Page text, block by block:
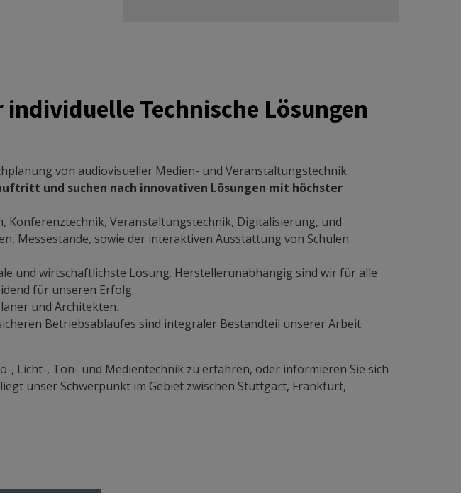
Technische Lösungen
von audiovisueller Medien- und Veranstaltungstechnik.
und suchen nach innovativen Lösungen mit höchster
Veranstaltungstechnik, Digitalisierung, und
Messestände, sowie der interaktiven Ausstattung von Schulen.
und wirtschaftlichste Lösung. Herstellerunabhängig sind wir für alle
für unseren Erfolg.
und Architekten.
Betriebsablaufes sind integraler Bestandteil unserer Arbeit.
, Licht-, Ton- und Medientechnik zu erfahren, oder informieren Sie sich
unser Schwerpunkt im Gebiet zwischen Stuttgart, Frankfurt,